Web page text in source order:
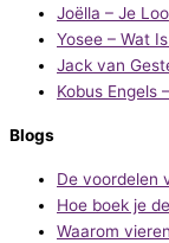
Joëlla – Je
Yosee – Wat
Jack van
Kobus Engels
Blogs
De voordelen
Hoe boek je
Waarom